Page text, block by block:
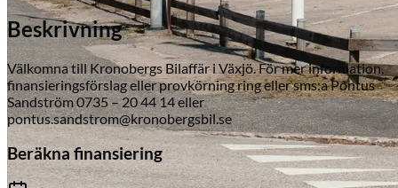
Beskrivning
Välkomna till Kronobergs Bilaffär i Växjö. För mer information,
finansieringsförslag eller provkörning ring eller sms:a Pontus
Sandström 0735 – 20 44 14 eller
pontus.sandstrom@kronobergsbil.se
Beräkna finansiering